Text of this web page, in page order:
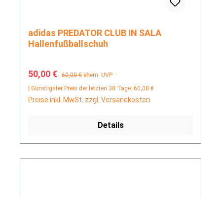
adidas PREDATOR CLUB IN SALA
Hallenfußballschuh
Verkaufspreis:
50,00 € Regulärer Preis:
60,00 € ehem. UVP
| Günstigster Preis der letzten 30 Tage: 60,00 €
Preise inkl. MwSt. zzgl. Versandkosten
Details